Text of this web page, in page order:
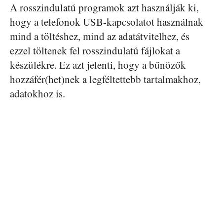
A rosszindulatú programok azt használják ki,
hogy a telefonok USB-kapcsolatot használnak
mind a töltéshez, mind az adatátvitelhez, és
ezzel töltenek fel rosszindulatú fájlokat a
készülékre. Ez azt jelenti, hogy a bűnözők
hozzáfér(het)nek a legféltettebb tartalmakhoz,
adatokhoz is.